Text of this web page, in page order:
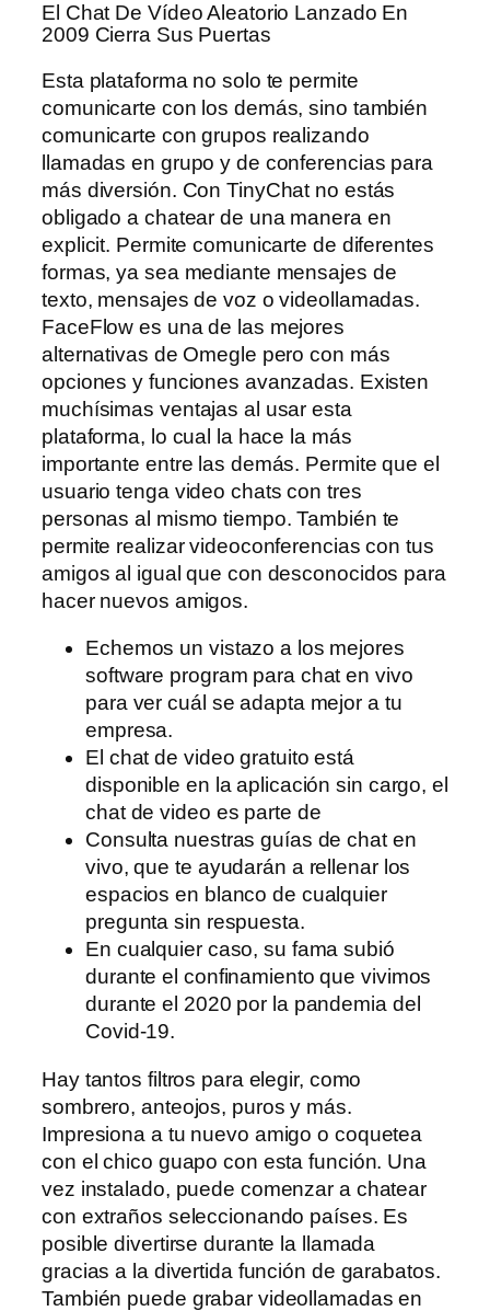
El Chat De Vídeo Aleatorio Lanzado En
2009 Cierra Sus Puertas
Esta plataforma no solo te permite
comunicarte con los demás, sino también
comunicarte con grupos realizando
llamadas en grupo y de conferencias para
más diversión. Con TinyChat no estás
obligado a chatear de una manera en
explicit. Permite comunicarte de diferentes
formas, ya sea mediante mensajes de
texto, mensajes de voz o videollamadas.
FaceFlow es una de las mejores
alternativas de Omegle pero con más
opciones y funciones avanzadas. Existen
muchísimas ventajas al usar esta
plataforma, lo cual la hace la más
importante entre las demás. Permite que el
usuario tenga video chats con tres
personas al mismo tiempo. También te
permite realizar videoconferencias con tus
amigos al igual que con desconocidos para
hacer nuevos amigos.
Echemos un vistazo a los mejores
software program para chat en vivo
para ver cuál se adapta mejor a tu
empresa.
El chat de video gratuito está
disponible en la aplicación sin cargo, el
chat de video es parte de
Consulta nuestras guías de chat en
vivo, que te ayudarán a rellenar los
espacios en blanco de cualquier
pregunta sin respuesta.
En cualquier caso, su fama subió
durante el confinamiento que vivimos
durante el 2020 por la pandemia del
Covid-19.
Hay tantos filtros para elegir, como
sombrero, anteojos, puros y más.
Impresiona a tu nuevo amigo o coquetea
con el chico guapo con esta función. Una
vez instalado, puede comenzar a chatear
con extraños seleccionando países. Es
posible divertirse durante la llamada
gracias a la divertida función de garabatos.
También puede grabar videollamadas en